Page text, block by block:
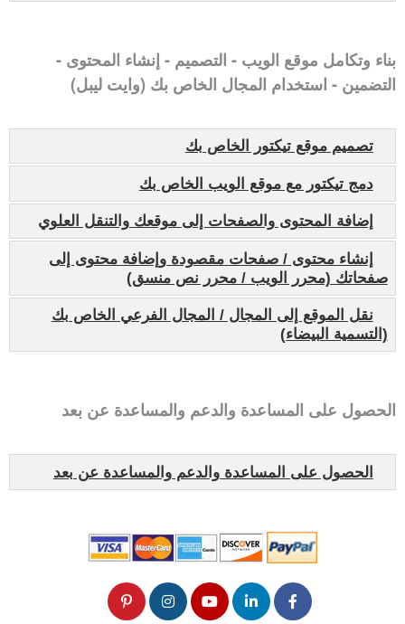
بناء وتكامل موقع الويب - التصميم - إنشاء المحتوى -
التضمين - استخدام المجال الخاص بك (وايت ليبل)
تصميم موقع تيكتور الخاص بك
دمج تيكتور مع موقع الويب الخاص بك
إضافة المحتوى والصفحات إلى موقعك والتنقل العلوي
إنشاء محتوى / صفحات مقصودة وإضافة محتوى إلى
صفحاتك (محرر الويب / محرر نص منسق)
نقل الموقع إلى المجال / المجال الفرعي الخاص بك
(التسمية البيضاء)
الحصول على المساعدة والدعم والمساعدة عن بعد
الحصول على المساعدة والدعم والمساعدة عن بعد